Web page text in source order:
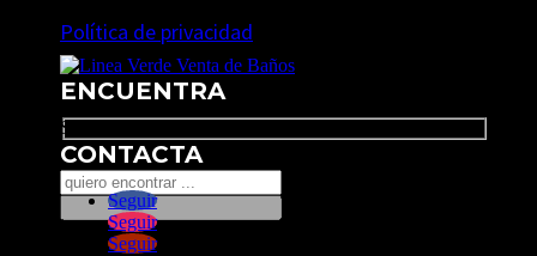
Política de privacidad
ENCUENTRA
Search
CONTACTA
Seguir
Seguir
Seguir